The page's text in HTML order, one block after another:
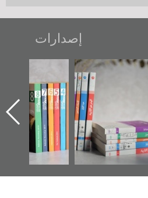
إصدارات
تصنيف موضوعي
للوثائق البريطانية
يقدمه «مركز أوال»
في سلسلة من 5
كتب
تصدر حصاد
الساحات 2019